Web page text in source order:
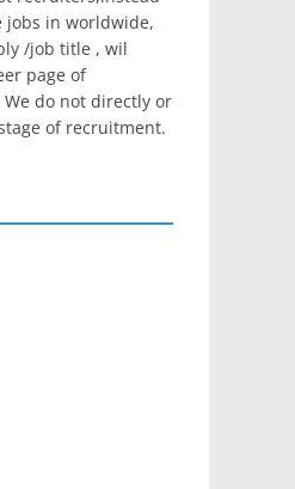
jobs in worldwide,
/job title , wil
page of
do not directly or
of recruitment.